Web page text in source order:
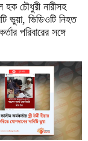
হক চৌধুরী নারীসহ
ভুয়া, ভিডিওটি নিহত
পরিবারের সঙ্গে